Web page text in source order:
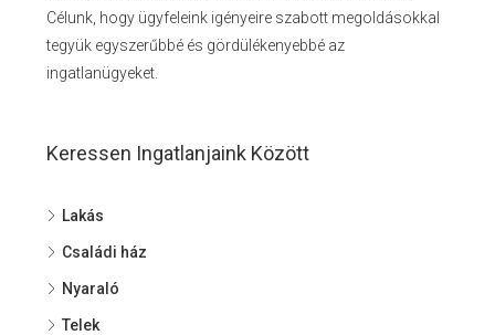
Célunk, hogy ügyfeleink igényeire szabott megoldásokkal
tegyük egyszerűbbé és gördülékenyebbé az
ingatlanügyeket.
Keressen Ingatlanjaink Között
Lakás
Családi ház
Nyaraló
Telek